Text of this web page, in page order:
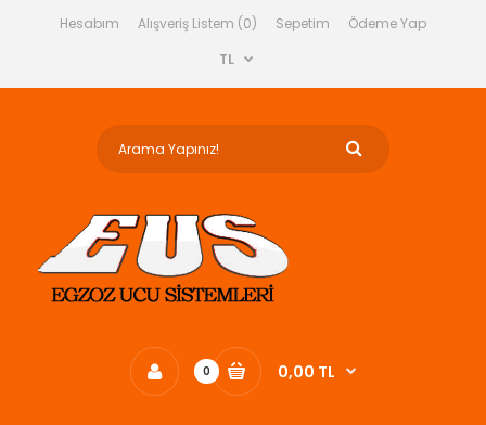
Hesabım Alışveriş Listem (0) Sepetim
Ödeme Yap
TL
0 0,00 TL